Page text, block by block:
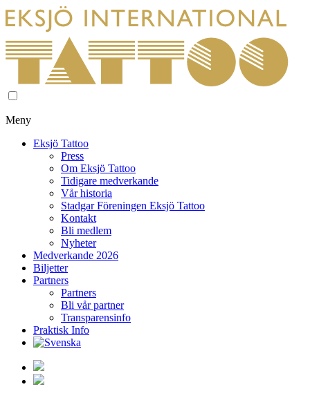
Meny
Eksjö Tattoo
Press
Om Eksjö Tattoo
Tidigare medverkande
Vår historia
Stadgar Föreningen Eksjö Tattoo
Kontakt
Bli medlem
Nyheter
Medverkande 2026
Biljetter
Partners
Partners
Bli vår partner
Transparensinfo
Praktisk Info